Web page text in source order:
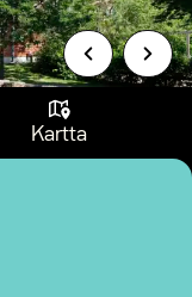
Kartta